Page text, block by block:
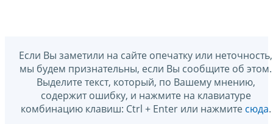
Если Вы заметили на сайте опечатку или неточность,
мы будем признательны, если Вы сообщите об этом.
Выделите текст, который, по Вашему мнению,
содержит ошибку, и нажмите на клавиатуре
комбинацию клавиш: Ctrl + Enter или нажмите сюда.